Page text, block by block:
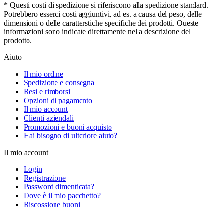
* Questi costi di spedizione si riferiscono alla spedizione standard.
Potrebbero esserci costi aggiuntivi, ad es. a causa del peso, delle
dimensioni o delle caratterstiche specifiche dei prodotti. Queste
informazioni sono indicate direttamente nella descrizione del
prodotto.
Aiuto
Il mio ordine
Spedizione e consegna
Resi e rimborsi
Opzioni di pagamento
Il mio account
Clienti aziendali
Promozioni e buoni acquisto
Hai bisogno di ulteriore aiuto?
Il mio account
Login
Registrazione
Password dimenticata?
Dove è il mio pacchetto?
Riscossione buoni